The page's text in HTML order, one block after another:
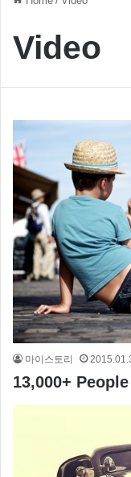
Video
마이스토리
13,000+